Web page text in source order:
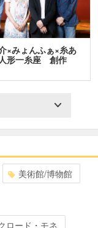
×みょんふぁ×糸あ
形一糸座 創作
美術館/博物館
ロード・モネ